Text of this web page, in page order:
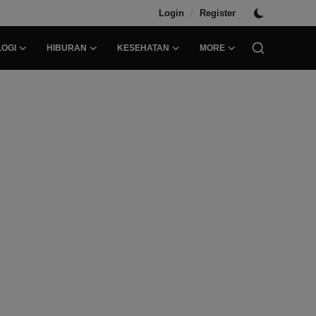
Login / Register
HIBURAN KESEHATAN MORE